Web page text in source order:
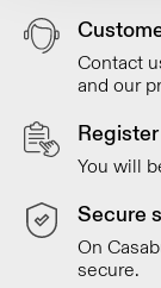
Contact
and our
You will
Secure
On
secure.